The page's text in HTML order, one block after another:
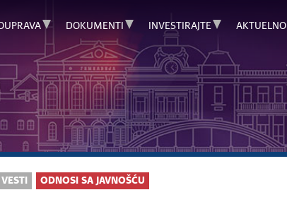
DOKUMENTI INVESTIRAJTE AKTUELNO
VESTI ODNOSI SA JAVNOŠĆU